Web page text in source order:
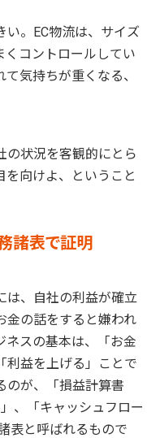
い。EC物流は、サイズ
くコントロールしてい
気持ちが重くなる、
の状況を客観的にとら
を向けよ、ということ
諸表で証明
は、自社の利益が確立
金の話をすると嫌われ
ネスの基本は、「お金
利益を上げる」ことで
のが、「損益計算書
、「キャッシュフロー
表と呼ばれるもので